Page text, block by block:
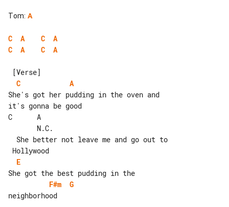
Tom: A
C A C
A
C
A C A
C
A
She's got her pudding in the oven and
it's gonna be good
C      A
E
F#m
G
neighborhood